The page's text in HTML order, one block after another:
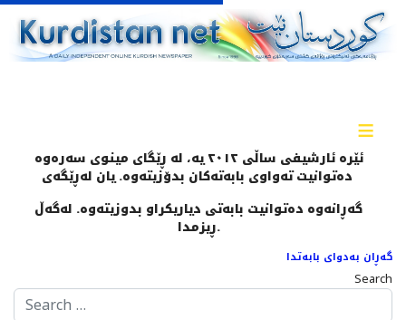
≡
ئێرە ئارشیفی ساڵی ٢٠١٢ یە، لە ڕێگای مینوی سەرەوە
گەڕانەوە دەتوانیت بابەتی دیاریکراو بدوزیتەوە. لەگەڵ
ڕیزمدا.
گەڕان بەدوای بابەتدا
Search